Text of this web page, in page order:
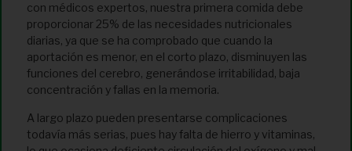
con médicos expertos, nuestra primera comida debe
proporcionar 25% de las necesidades nutricionales
diarias, ya que se ha comprobado que cuando la
aportación es menor, en el corto plazo, disminuyen las
funciones del cerebro, generándose irritabilidad, baja
concentración y fallas en la memoria.
A largo plazo pueden presentarse complicaciones
todavía más serias, pues hay falta de hierro y vitaminas,